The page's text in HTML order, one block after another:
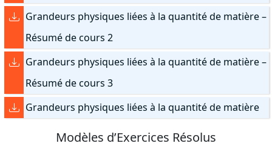
Grandeurs physiques liées à la quantité de matière –
Résumé de cours 2
Grandeurs physiques liées à la quantité de matière –
Résumé de cours 3
Grandeurs physiques liées à la quantité de matière
Modèles d’Exercices Résolus